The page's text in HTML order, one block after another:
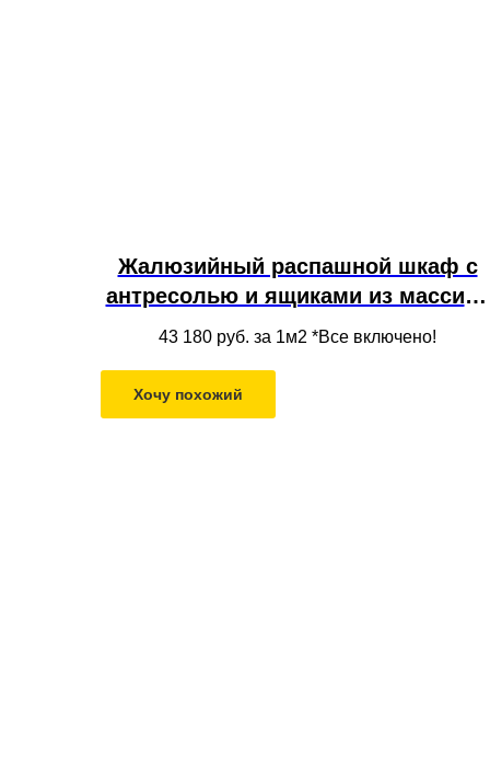
Жалюзийный распашной шкаф с
антресолью и ящиками из массива
дерева в нишу под потолок в
современном стиле
43 180 руб. за 1м2 *Все включено!
Хочу похожий